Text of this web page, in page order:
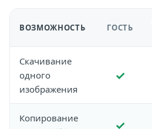
ВОЗМОЖНОСТЬ ГОСТЬ
Скачивание
одного
изображения
✓
Копирование
✓